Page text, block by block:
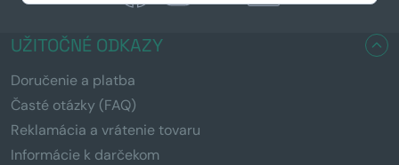
UŽITOČNÉ ODKAZY
Doručenie a platba
Časté otázky (FAQ)
Reklamácia a vrátenie tovaru
Informácie k darčekom